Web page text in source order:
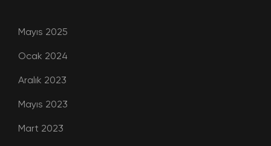
Mayıs 2025
Ocak 2024
Aralık 2023
Mayıs 2023
Mart 2023